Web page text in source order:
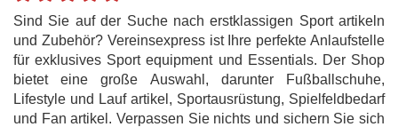
Sind Sie auf der Suche nach erstklassigen Sport artikeln
und Zubehör? Vereinsexpress ist Ihre perfekte Anlaufstelle
für exklusives Sport equipment und Essentials. Der Shop
bietet eine große Auswahl, darunter Fußballschuhe,
Lifestyle und Lauf artikel, Sportausrüstung, Spielfeldbedarf
und Fan artikel. Verpassen Sie nichts und sichern Sie sich